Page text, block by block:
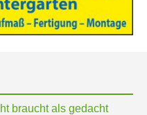
braucht als gedacht